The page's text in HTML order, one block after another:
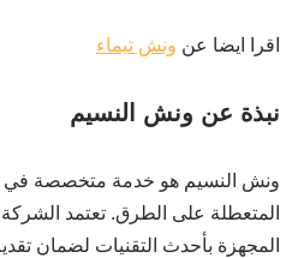
اقرا ايضا عن ونش تيماء
نبذة عن ونش النسيم
ونش النسيم هو خدمة متخصصة في
المتعطلة على الطرق. تعتمد
المجهزة بأحدث التقنيات لضمان